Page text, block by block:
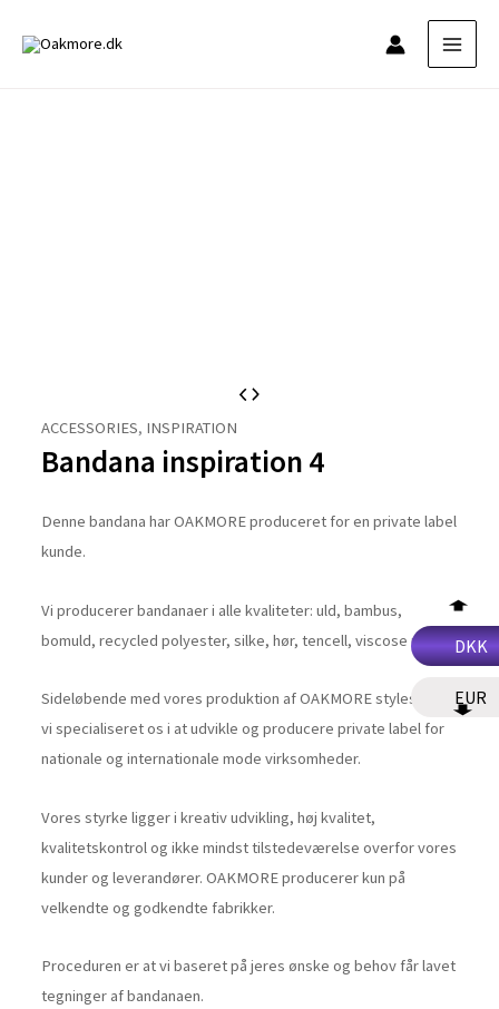
DKK
EUR
ACCESSORIES, INSPIRATION
Bandana inspiration 4
Denne bandana har OAKMORE produceret for en private label
kunde.
Vi producerer bandanaer i alle kvaliteter: uld, bambus,
bomuld, recycled polyester, silke, hør, tencell, viscose m.m.
Sideløbende med vores produktion af OAKMORE styles, har
vi specialiseret os i at udvikle og producere private label for
nationale og internationale mode virksomheder.
Vores styrke ligger i kreativ udvikling, høj kvalitet,
kvalitetskontrol og ikke mindst tilstedeværelse overfor vores
kunder og leverandører. OAKMORE producerer kun på
velkendte og godkendte fabrikker.
Proceduren er at vi baseret på jeres ønske og behov får lavet
tegninger af bandanaen.